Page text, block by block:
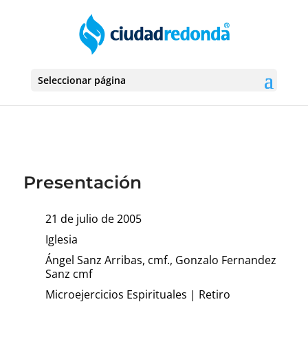
Seleccionar página
Presentación
21 de julio de 2005
Iglesia
Ángel Sanz Arribas, cmf., Gonzalo Fernandez
Sanz cmf
Microejercicios Espirituales | Retiro